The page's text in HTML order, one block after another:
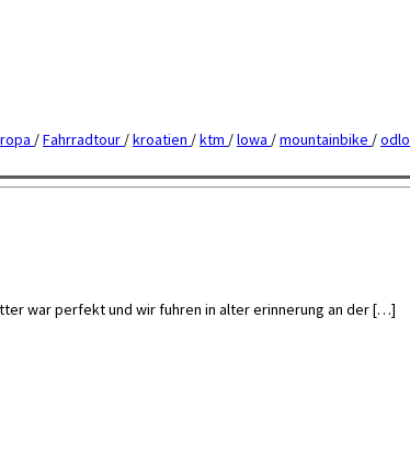
war perfekt und wir fuhren in alter erinnerung an der […]
/Fahrradtour /kroatien /ktm /lowa /mountainbike /odlo